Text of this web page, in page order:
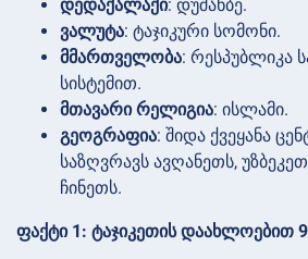
დედაქალაქი: დუშანბე.
ვალუტა: ტაჯიკური სომონი.
მმართველობა: რესპუბლიკა
სისტემით.
მთავარი რელიგია: ისლამი.
გეოგრაფია: შიდა ქვეყანა
საზღვრავს ავღანეთს,
ჩინეთს.
ფაქტი 1: ტაჯიკეთის დაახლოებით